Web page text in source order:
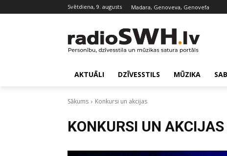
svētdiena, 9. augusts Madara, Genoveva, Genovefa
AKTUĀLI DZĪVESSTILS MŪZIKA
Sākums Konkursi un akcijas
KONKURSI UN AKCIJAS